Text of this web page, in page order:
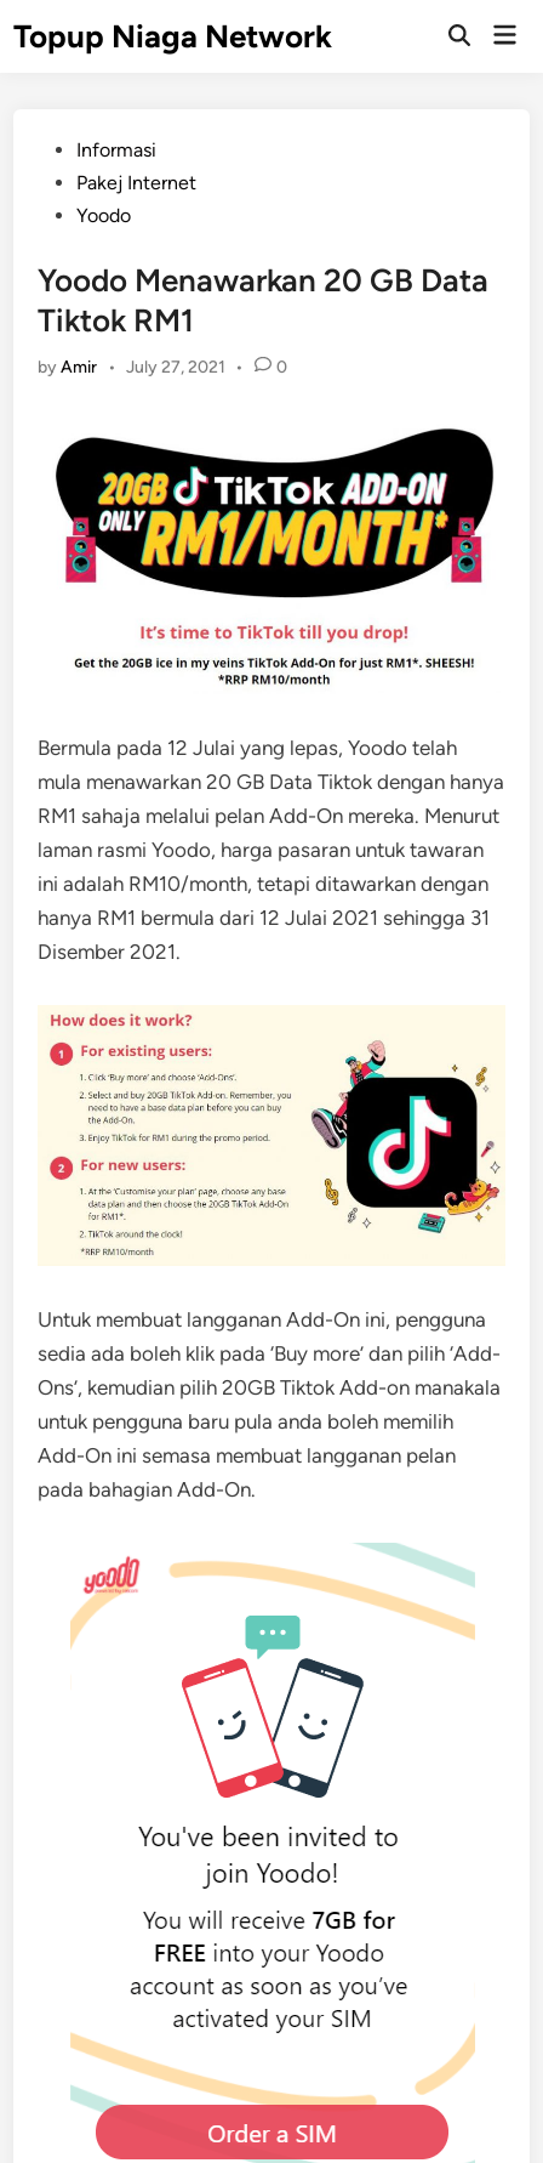
Topup Niaga Network
Open
PostedInformasi
Pakej Internet
Yoodo
Yoodo Menawarkan 20 GB Data
Tiktok RM1
byAmir • July 27, 2021 • 0
Bermula pada 12 Julai yang lepas, Yoodo telah
mula menawarkan 20 GB Data Tiktok dengan hanya
RM1 sahaja melalui pelan Add-On mereka. Menurut
laman rasmi Yoodo, harga pasaran untuk tawaran
ini adalah RM10/month, tetapi ditawarkan dengan
hanya RM1 bermula dari 12 Julai 2021 sehingga 31
Disember 2021.
Untuk membuat langganan Add-On ini, pengguna
sedia ada boleh klik pada ‘Buy more’ dan pilih ‘Add-
Ons’, kemudian pilih 20GB Tiktok Add-on manakala
untuk pengguna baru pula anda boleh memilih
Add-On ini semasa membuat langganan pelan
pada bahagian Add-On.